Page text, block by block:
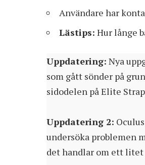
Användare har
Lästips: Hur långe
Uppdatering: Nya
som gått sönder på
sidodelen på Elite
Uppdatering 2:
undersöka problemen
det handlar om ett litet